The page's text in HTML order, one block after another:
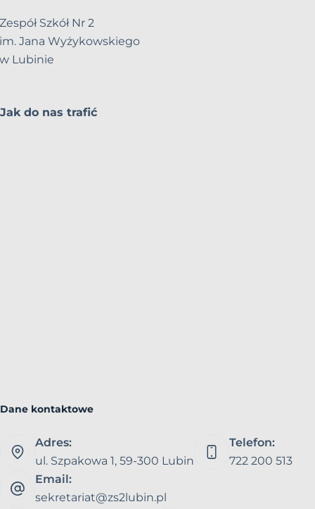
Zespół Szkół Nr 2
im. Jana Wyżykowskiego
w Lubinie
Jak do nas trafić
Dane kontaktowe
Adres:
ul. Szpakowa 1, 59-300 Lubin
Telefon:
722 200 513
Email:
sekretariat@zs2lubin.pl